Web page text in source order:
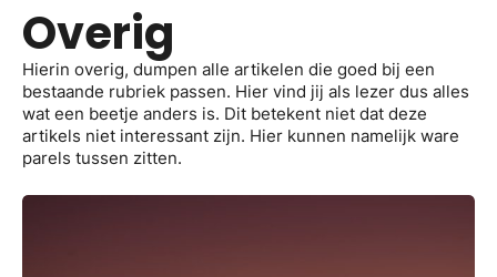
Overig
Hierin overig, dumpen alle artikelen die goed bij een
bestaande rubriek passen. Hier vind jij als lezer dus alles
wat een beetje anders is. Dit betekent niet dat deze
artikels niet interessant zijn. Hier kunnen namelijk ware
parels tussen zitten.